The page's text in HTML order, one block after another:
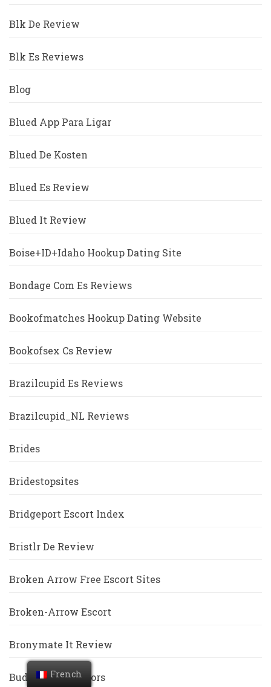
Blk De Review
Blk Es Reviews
Blog
Blued App Para Ligar
Blued De Kosten
Blued Es Review
Blued It Review
Boise+ID+Idaho Hookup Dating Site
Bondage Com Es Reviews
Bookofmatches Hookup Dating Website
Bookofsex Cs Review
Brazilcupid Es Reviews
Brazilcupid_NL Reviews
Brides
Bridestopsites
Bridgeport Escort Index
Bristlr De Review
Broken Arrow Free Escort Sites
Broken-Arrow Escort
Bronymate It Review
BuddyGays Visitors
French